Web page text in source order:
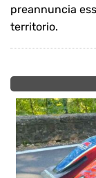
preannuncia
territorio.